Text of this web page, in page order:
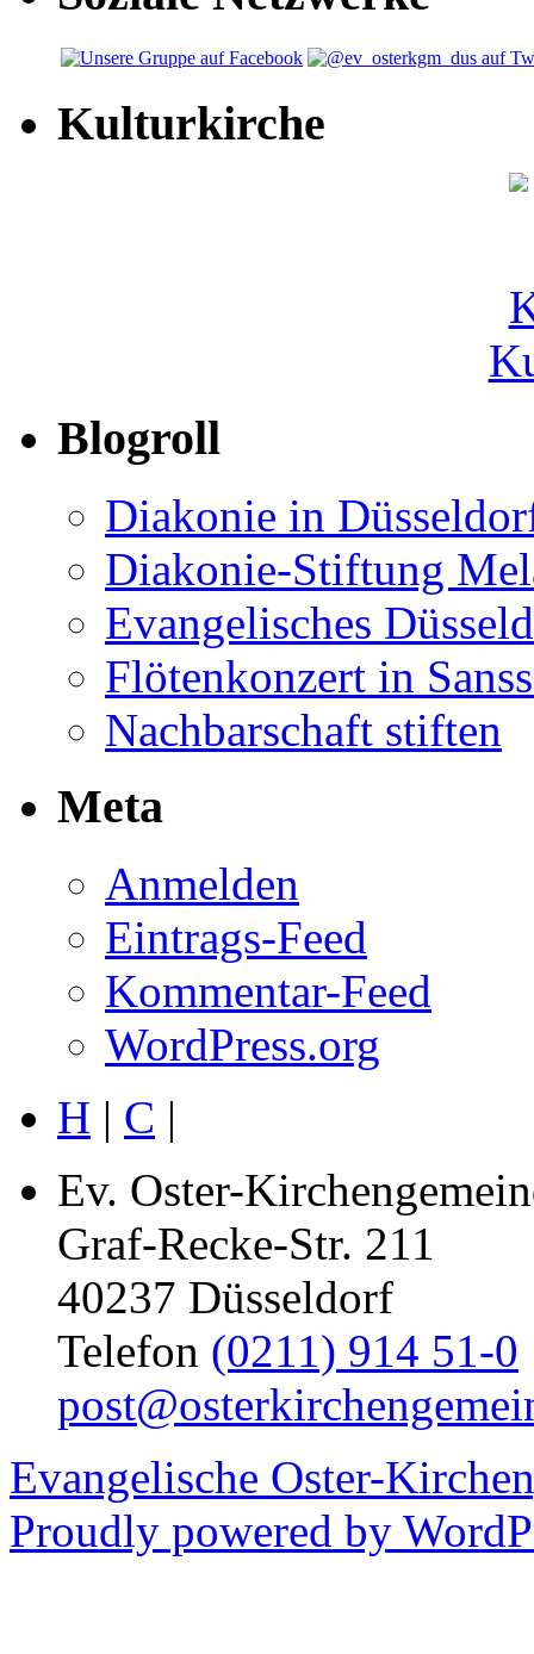
Kulturkirche
Blogroll
Diakonie in
Diakonie-Stiftung
Evangelisches
Flötenkonzert in
Nachbarschaft stiften
Meta
Anmelden
Eintrags-Feed
Kommentar-Feed
WordPress.org
H | C |
Ev. Oster-
Graf-Recke-Str. 211
40237 Düsseldorf
Telefon (0211) 914 51-0
Evangelische Oster-
Proudly powered by